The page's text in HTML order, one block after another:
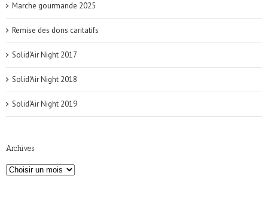
Marche gourmande 2025
Remise des dons caritatifs
Solid'Air Night 2017
Solid'Air Night 2018
Solid'Air Night 2019
Archives